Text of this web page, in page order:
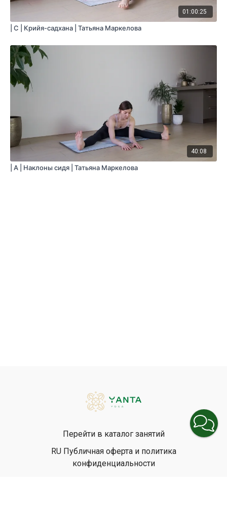
01:00:25
| C | Крийя-садхана | Татьяна Маркелова
40:08
| A | Наклоны сидя | Татьяна Маркелова
Перейти в каталог занятий
RU Публичная оферта и политика
конфиденциальности